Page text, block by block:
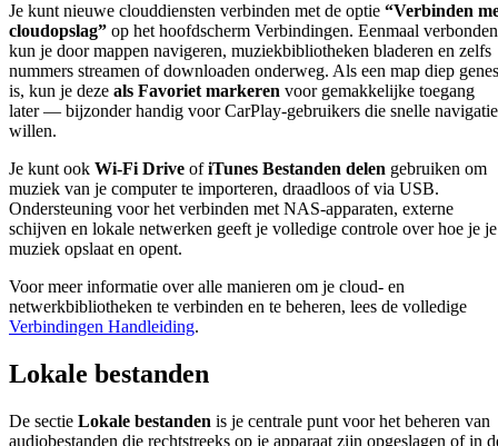
Je kunt nieuwe clouddiensten verbinden met de optie “Verbinden
cloudopslag” op het hoofdscherm Verbindingen. Eenmaal verbonden
kun je door mappen navigeren, muziekbibliotheken bladeren en zelfs
nummers streamen of downloaden onderweg. Als een map diep
is, kun je deze als Favoriet markeren voor gemakkelijke toegang
later — bijzonder handig voor CarPlay-gebruikers die snelle navigatie
willen.
Je kunt ook Wi-Fi Drive ofiTunes Bestanden delen gebruiken om
muziek van je computer te importeren, draadloos of via USB.
Ondersteuning voor het verbinden met NAS-apparaten, externe
schijven en lokale netwerken geeft je volledige controle over hoe je je
muziek opslaat en opent.
Voor meer informatie over alle manieren om je cloud- en
netwerkbibliotheken te verbinden en te beheren, lees de volledige
Verbindingen Handleiding.
Lokale bestanden
De sectie Lokale bestanden is je centrale punt voor het beheren van
audiobestanden die rechtstreeks op je apparaat zijn opgeslagen of in